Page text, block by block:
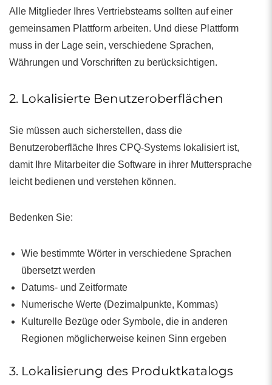
Alle Mitglieder Ihres Vertriebsteams sollten auf einer
gemeinsamen Plattform arbeiten. Und diese Plattform
muss in der Lage sein, verschiedene Sprachen,
Währungen und Vorschriften zu berücksichtigen.
2. Lokalisierte Benutzeroberflächen
Sie müssen auch sicherstellen, dass die
Benutzeroberfläche Ihres CPQ-Systems lokalisiert ist,
damit Ihre Mitarbeiter die Software in ihrer Muttersprache
leicht bedienen und verstehen können.
Bedenken Sie:
Wie bestimmte Wörter in verschiedene Sprachen
übersetzt werden
Datums- und Zeitformate
Numerische Werte (Dezimalpunkte, Kommas)
Kulturelle Bezüge oder Symbole, die in anderen
Regionen möglicherweise keinen Sinn ergeben
3. Lokalisierung des Produktkatalogs